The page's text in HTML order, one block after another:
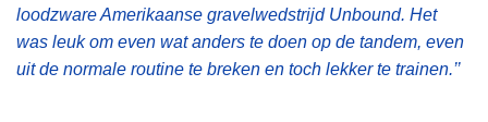
loodzware Amerikaanse gravelwedstrijd Unbound. Het
was leuk om even wat anders te doen op de tandem, even
uit de normale routine te breken en toch lekker te trainen.’’